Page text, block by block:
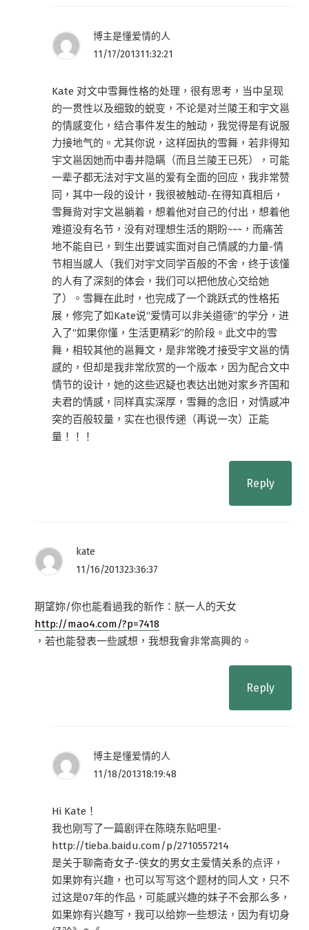
博主是懂爱情的人
11/17/201311:32:21
Kate 对文中雪舞性格的处理，很有思考，当中呈现
的一贯性以及细致的蜕变，不论是对兰陵王和宇文邕
的情感变化，结合事件发生的触动，我觉得是有说服
力接地气的。尤其你说，这样固执的雪舞，若非得知
宇文邕因她而中毒并隐瞒（而且兰陵王已死），可能
一辈子都无法对宇文邕的爱有全面的回应，我非常赞
同，其中一段的设计，我很被触动-在得知真相后，
雪舞背对宇文邕躺着，想着他对自己的付出，想着他
难道没有名节，没有对理想生活的期盼~~~，而痛苦
地不能自已，到生出要诚实面对自己情感的力量-情
节相当感人（我们对宇文同学百般的不舍，终于该懂
的人有了深刻的体会，我们可以把他放心交给她
了）。雪舞在此时，也完成了一个跳跃式的性格拓
展，修完了如Kate说“爱情可以非关道德”的学分，进
入了“如果你懂，生活更精彩”的阶段。此文中的雪
舞，相较其他的邕舞文，是非常晚才接受宇文邕的情
感的，但却是我非常欣赏的一个版本，因为配合文中
情节的设计，她的这些迟疑也表达出她对家乡齐国和
夫君的情感，同样真实深厚，雪舞的念旧，对情感冲
突的百般较量，实在也很传递（再说一次）正能
量！！！
Reply
kate
11/16/201323:36:37
期望妳/你也能看過我的新作：朕一人的天女
http://mao4.com/?p=7418
，若也能發表一些感想，我想我會非常高興的。
Reply
博主是懂爱情的人
11/18/201318:19:48
Hi Kate！
我也刚写了一篇剧评在陈晓东贴吧里-
http://tieba.baidu.com/p/2710557214
是关于聊斋奇女子-侠女的男女主爱情关系的点评，
如果妳有兴趣，也可以写写这个题材的同人文，只不
过这是07年的作品，可能感兴趣的妹子不会那么多，
如果妳有兴趣写，我可以给妳一些想法，因为有切身